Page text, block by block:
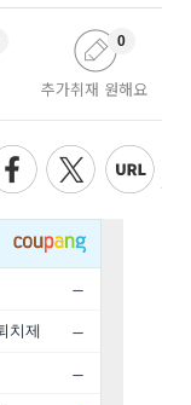
추가취재 원해요
0